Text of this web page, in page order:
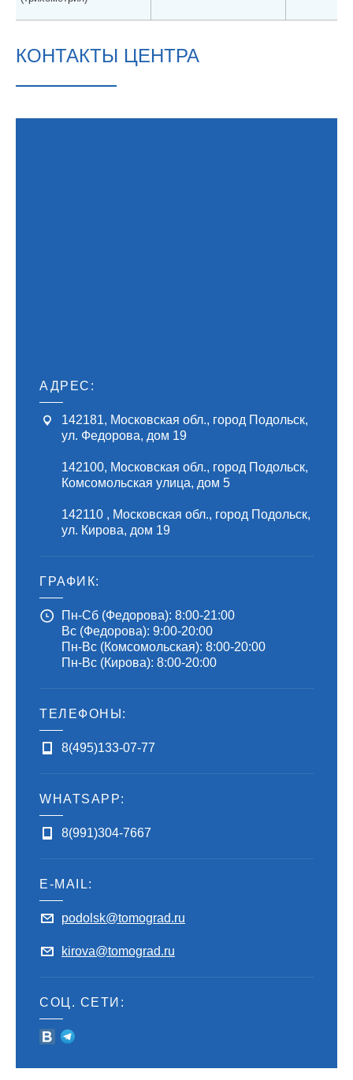
КОНТАКТЫ ЦЕНТРА
АДРЕС:
142181, Московская обл., город Подольск,
ул. Федорова, дом 19
142100, Московская обл., город Подольск,
Комсомольская улица, дом 5
142110 , Московская обл., город Подольск,
ул. Кирова, дом 19
ГРАФИК:
Пн-Сб (Федорова): 8:00-21:00
Вс (Федорова): 9:00-20:00
Пн-Вс (Комсомольская): 8:00-20:00
Пн-Вс (Кирова): 8:00-20:00
ТЕЛЕФОНЫ:
8(495)133-07-77
WHATSAPP:
8(991)304-7667
E-MAIL:
podolsk@tomograd.ru
kirova@tomograd.ru
СОЦ. СЕТИ: